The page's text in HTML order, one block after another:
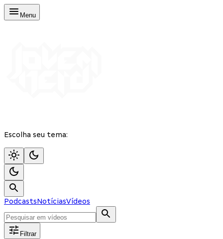
Menu
Escolha seu tema:
PodcastsNotíciasVídeos
Filtrar